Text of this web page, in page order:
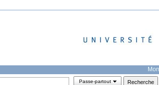
Passe-partout